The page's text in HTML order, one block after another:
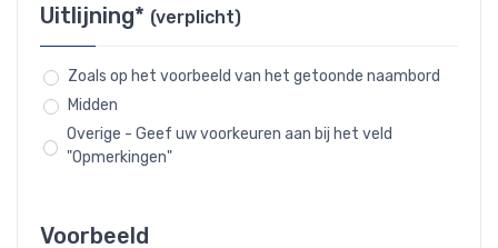
Uitlijning* (verplicht)
Zoals op het voorbeeld van het getoonde naambord
Midden
Overige - Geef uw voorkeuren aan bij het veld
"Opmerkingen"
Voorbeeld